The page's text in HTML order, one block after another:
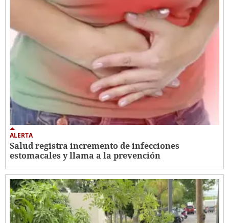
ALERTA
Salud registra incremento de infecciones
estomacales y llama a la prevención